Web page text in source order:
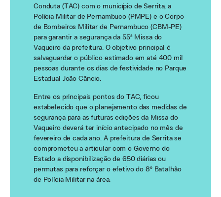
Conduta (TAC) com o município de Serrita, a
Polícia Militar de Pernambuco (PMPE) e o Corpo
de Bombeiros Militar de Pernambuco (CBM-PE)
para garantir a segurança da 55ª Missa do
Vaqueiro da prefeitura. O objetivo principal é
salvaguardar o público estimado em até 400 mil
pessoas durante os dias de festividade no Parque
Estadual João Câncio.
Entre os principais pontos do TAC, ficou
estabelecido que o planejamento das medidas de
segurança para as futuras edições da Missa do
Vaqueiro deverá ter início antecipado no mês de
fevereiro de cada ano. A prefeitura de Serrita se
comprometeu a articular com o Governo do
Estado a disponibilização de 650 diárias ou
permutas para reforçar o efetivo do 8º Batalhão
de Polícia Militar na área.